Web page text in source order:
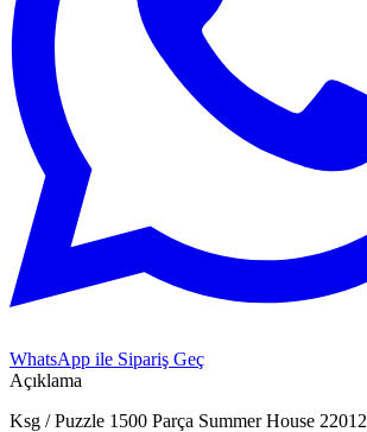
WhatsApp ile Sipariş Geç
Açıklama
Ksg / Puzzle 1500 Parça Summer House 22012